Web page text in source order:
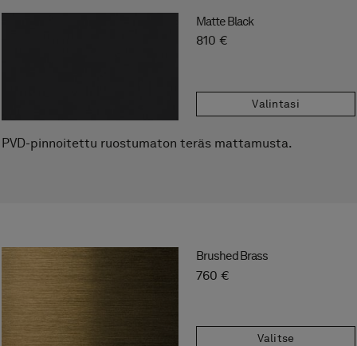
Anna tuotenumero.
Matte Black
810 €
Valintasi
PVD-pinnoitettu ruostumaton teräs mattamusta.
Brushed Brass
760 €
Valitse